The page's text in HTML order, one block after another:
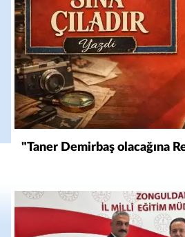
"Taner Demirbaş olacağına